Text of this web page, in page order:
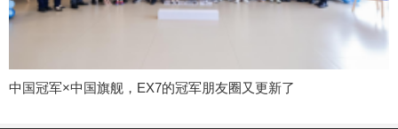
中国冠军×中国旗舰，EX7的冠军朋友圈又更新了